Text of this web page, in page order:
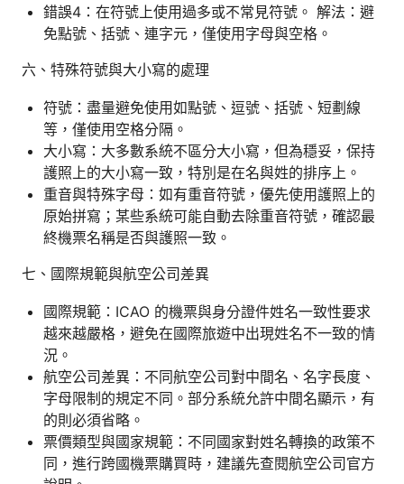
錯誤4：在符號上使用過多或不常見符號。 解法：避
免點號、括號、連字元，僅使用字母與空格。
六、特殊符號與大小寫的處理
符號：盡量避免使用如點號、逗號、括號、短劃線
等，僅使用空格分隔。
大小寫：大多數系統不區分大小寫，但為穩妥，保持
護照上的大小寫一致，特別是在名與姓的排序上。
重音與特殊字母：如有重音符號，優先使用護照上的
原始拼寫；某些系統可能自動去除重音符號，確認最
終機票名稱是否與護照一致。
七、國際規範與航空公司差異
國際規範：ICAO 的機票與身分證件姓名一致性要求
越來越嚴格，避免在國際旅遊中出現姓名不一致的情
況。
航空公司差異：不同航空公司對中間名、名字長度、
字母限制的規定不同。部分系統允許中間名顯示，有
的則必須省略。
票價類型與國家規範：不同國家對姓名轉換的政策不
同，進行跨國機票購買時，建議先查閱航空公司官方